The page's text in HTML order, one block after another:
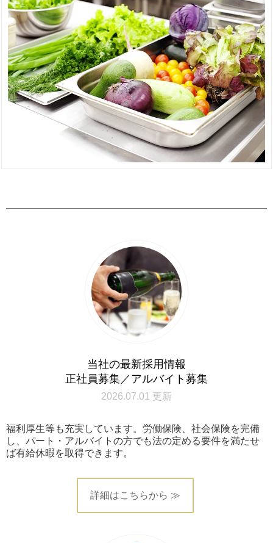
当社の最新採用情報
正社員募集／アルバイト募集
2026.07.01 更新
福利厚生等も充実しています。労働保険、社会保険を完備
し、パート・アルバイトの方でも法の定める要件を満たせ
ば有給休暇を取得できます。
詳細はこちらから ≫